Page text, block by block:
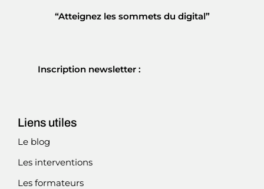
“Atteignez les sommets du digital”
Inscription newsletter :
Liens utiles
Le blog
Les interventions
Les formateurs